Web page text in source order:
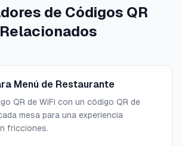
de Códigos QR
Relacionados
Menú de Restaurante
QR de WiFi con un código QR de
mesa para una experiencia
fricciones.